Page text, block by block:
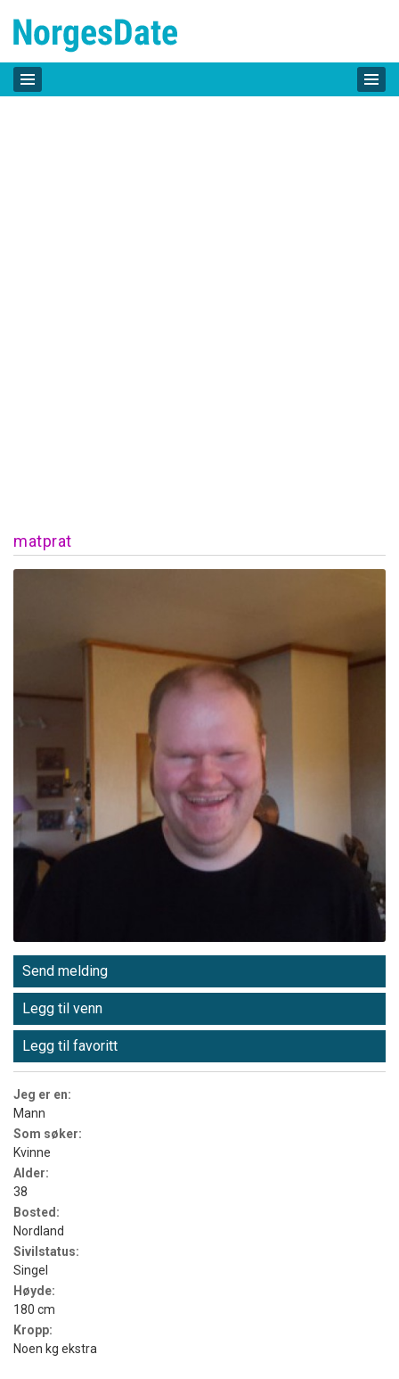
matprat
Send melding
Legg til venn
Legg til favoritt
Jeg er en:
Mann
Som søker:
Kvinne
Alder:
38
Bosted:
Nordland
Sivilstatus:
Singel
Høyde:
180 cm
Kropp:
Noen kg ekstra